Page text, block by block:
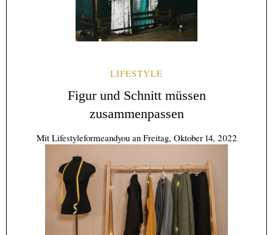
LIFESTYLE
Figur und Schnitt müssen
zusammenpassen
Mit Lifestyleformeandyou an Freitag, Oktober 14, 2022